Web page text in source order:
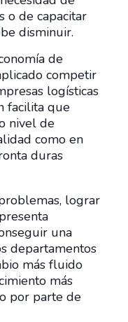
o de capacitar
disminuir.
de
competir
logísticas
facilita que
nivel de
como en
duras
lograr
una
departamentos
más fluido
más
por parte de